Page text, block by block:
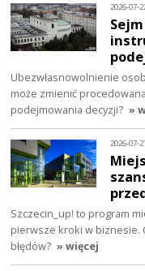
2026-07-
Ubezwłasnowolnienie
może zmienić
podejmowania decyzji? »
2026-07-
Szczecin_up! to program
pierwsze kroki w biznesie.
błędów? » więcej